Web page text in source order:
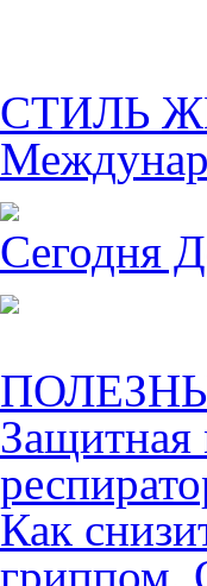
СТИЛЬ
Сегодня
Защитная
Как